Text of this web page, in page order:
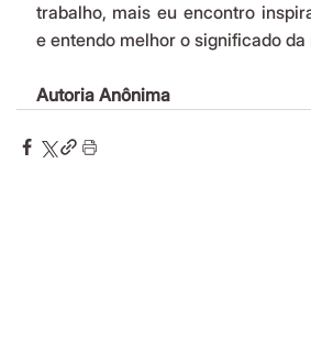
trabalho, mais eu encontro
e entendo melhor o significado
Autoria Anônima